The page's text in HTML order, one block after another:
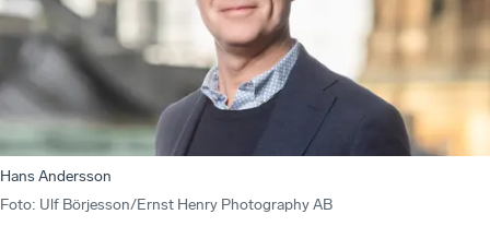
Hans Andersson
Foto: Ulf Börjesson/Ernst Henry Photography AB